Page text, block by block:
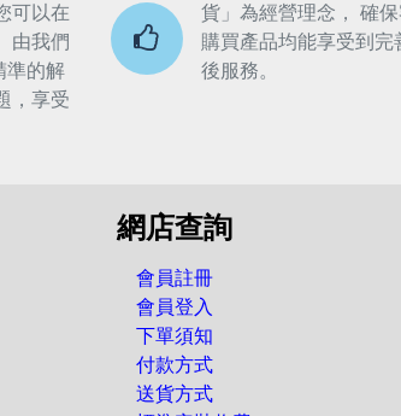
可以在
由我們
準的解
，享受
貨」為經營理念， 確
購買產品均能享受到完
後服務。
網店查詢
會員註冊
會員登入
下單須知
付款方式
送貨方式